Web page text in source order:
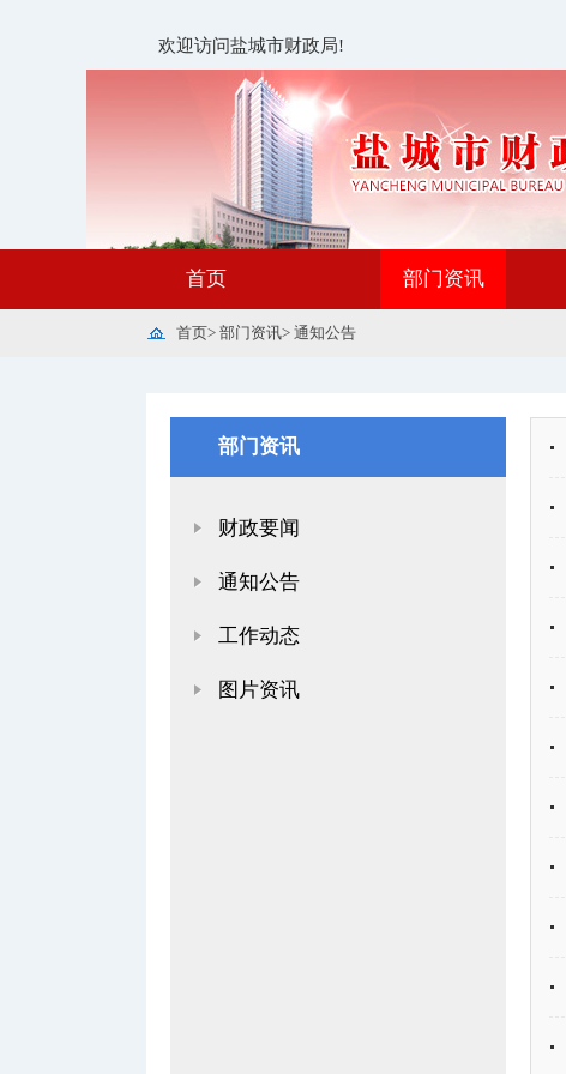
欢迎访问盐城市财政局!
首页 部门资讯
首页> 部门资讯> 通知公告
部门资讯
财政要闻
通知公告
工作动态
图片资讯